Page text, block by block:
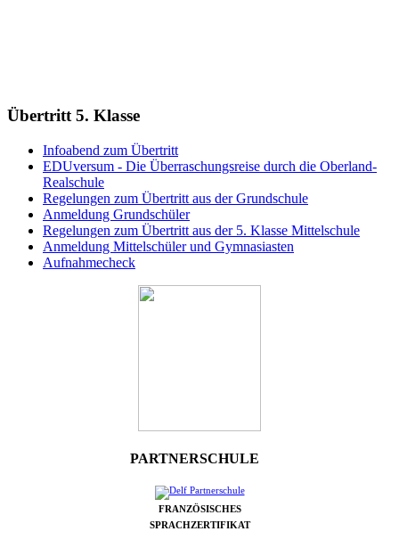
Übertritt 5. Klasse
Infoabend zum Übertritt
EDUversum - Die Überraschungsreise durch die Oberland-
Realschule
Regelungen zum Übertritt aus der Grundschule
Anmeldung Grundschüler
Regelungen zum Übertritt aus der 5. Klasse Mittelschule
Anmeldung Mittelschüler und Gymnasiasten
Aufnahmecheck
PARTNERSCHULE
FRANZÖSISCHES
SPRACHZERTIFIKAT